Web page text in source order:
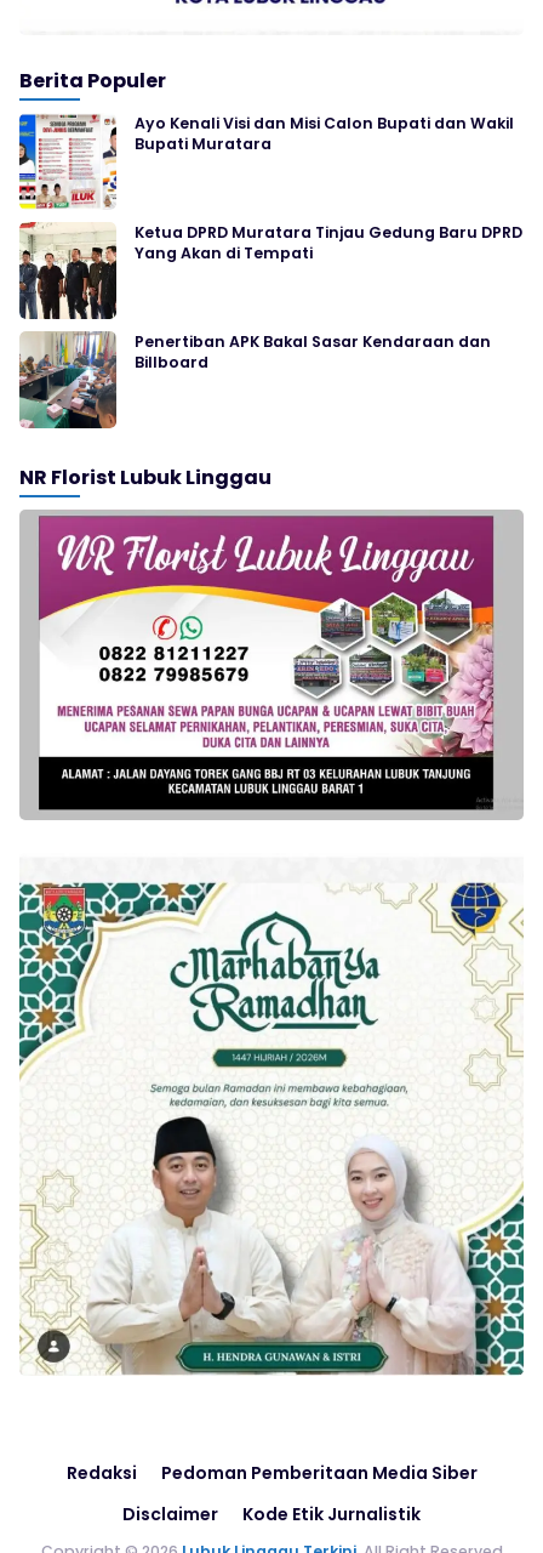
Berita Populer
Ayo Kenali Visi dan Misi Calon Bupati dan Wakil
Bupati Muratara
Ketua DPRD Muratara Tinjau Gedung Baru DPRD
Yang Akan di Tempati
Penertiban APK Bakal Sasar Kendaraan dan
Billboard
NR Florist Lubuk Linggau
Redaksi
Pedoman Pemberitaan Media Siber
Disclaimer
Kode Etik Jurnalistik